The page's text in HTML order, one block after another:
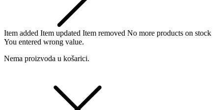
Item added Item updated Item removed No more products on stock
You entered wrong value.
Nema proizvoda u košarici.